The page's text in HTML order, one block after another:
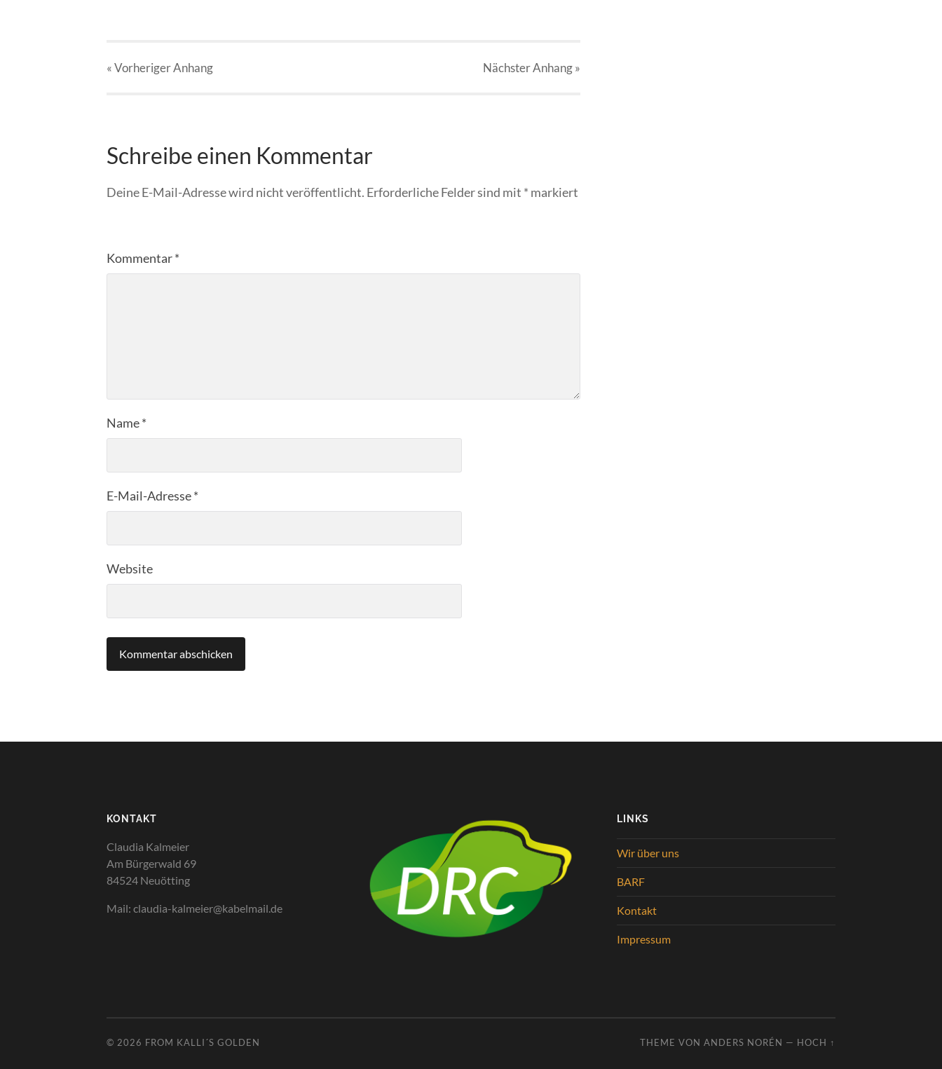
« VorherigerAnhang NächsterAnhang»
Schreibe einen Kommentar
Deine E-Mail-Adresse wird nicht veröffentlicht. Erforderliche Felder sind mit * markiert
Kommentar*
Name*
E-Mail-Adresse*
Website
KONTAKT
Claudia Kalmeier
Am Bürgerwald 69
84524 Neuötting
Mail: claudia-kalmeier@kabelmail.de
LINKS
Wir über uns
BARF
Kontakt
Impressum
© 2026 FROM KALLI´S GOLDEN THEME VON ANDERS NORÉN — HOCH ↑